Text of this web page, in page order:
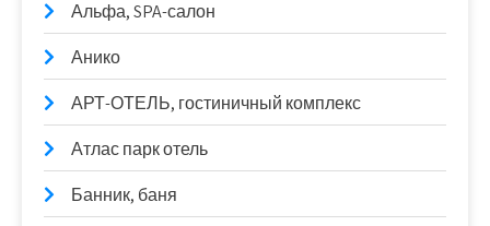
Альфа, SPA-салон
Анико
АРТ-ОТЕЛЬ, гостиничный комплекс
Атлас парк отель
Банник, баня